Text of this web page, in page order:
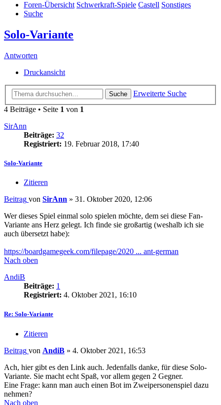
Foren-Übersicht Schwerkraft-Spiele Castell Sonstiges
Suche
Solo-Variante
Antworten
Druckansicht
Suche
Erweiterte Suche
4 Beiträge • Seite 1 von 1
SirAnn
Beiträge: 32
Registriert: 19. Februar 2018, 17:40
Solo-Variante
Zitieren
Beitrag von SirAnn » 31. Oktober 2020, 12:06
Wer dieses Spiel einmal solo spielen möchte, dem sei diese Fan-
Variante ans Herz gelegt. Ich finde sie großartig (weshalb ich sie
auch übersetzt habe):
https://boardgamegeek.com/filepage/2020 ... ant-german
Nach oben
AndiB
Beiträge: 1
Registriert: 4. Oktober 2021, 16:10
Re: Solo-Variante
Zitieren
Beitrag von AndiB » 4. Oktober 2021, 16:53
Ach, hier gibt es den Link auch. Jedenfalls danke, für diese Solo-
Variante. Sie macht echt Spaß, vor allem gegen 2 Gegner.
Eine Frage: kann man auch einen Bot im Zweipersonenspiel dazu
nehmen?
Nach oben